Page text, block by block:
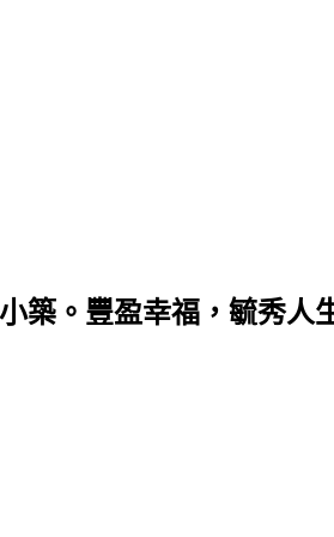
築。豐盈幸福，毓秀人